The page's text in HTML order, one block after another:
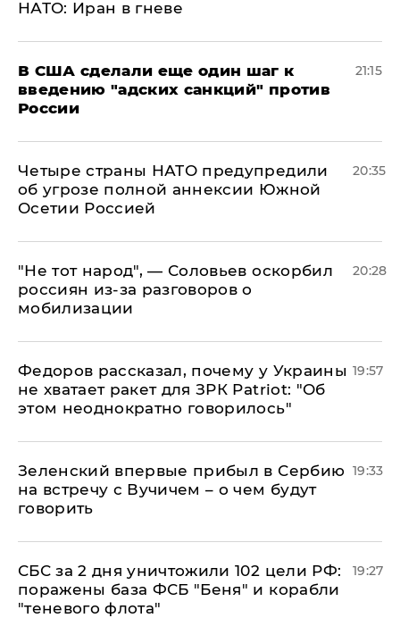
НАТО: Иран в гневе
В США сделали еще один шаг к
введению "адских санкций" против
России
21:15
Четыре страны НАТО предупредили
об угрозе полной аннексии Южной
Осетии Россией
20:35
​"Не тот народ", — Соловьев оскорбил
россиян из-за разговоров о
мобилизации
20:28
Федоров рассказал, почему у Украины
не хватает ракет для ЗРК Patriot: "Об
этом неоднократно говорилось"
19:57
Зеленский впервые прибыл в Сербию
на встречу с Вучичем – о чем будут
говорить
19:33
СБС за 2 дня уничтожили 102 цели РФ:
поражены база ФСБ "Беня" и корабли
"теневого флота"
19:27